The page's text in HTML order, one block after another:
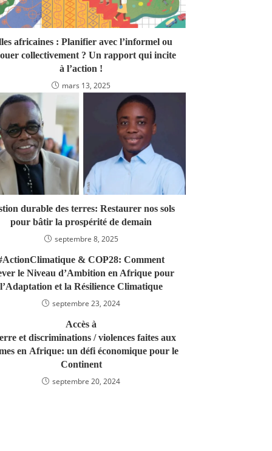
africaines : Planifier avec l’informel ou
collectivement ? Un rapport qui incite
à l’action !
mars 13, 2025
durable des terres: Restaurer nos sols
pour bâtir la prospérité de demain
septembre 8, 2025
& COP28: Comment
le Niveau d’Ambition en Afrique pour
l’Adaptation et la Résilience Climatique
septembre 23, 2024
Accès à
et discriminations / violences faites aux
en Afrique: un défi économique pour le
Continent
septembre 20, 2024